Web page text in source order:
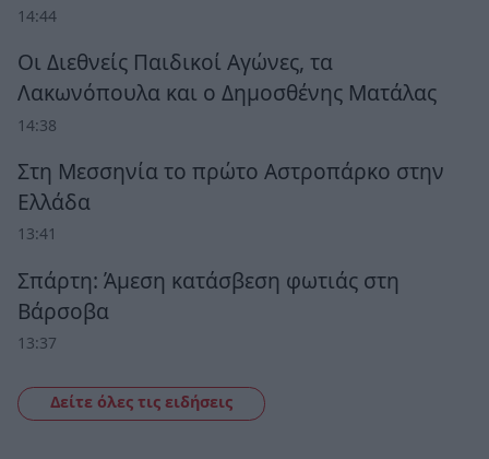
14:44
Οι Διεθνείς Παιδικοί Αγώνες, τα
Λακωνόπουλα και ο Δημοσθένης Ματάλας
14:38
Στη Μεσσηνία το πρώτο Αστροπάρκο στην
Ελλάδα
13:41
Σπάρτη: Άμεση κατάσβεση φωτιάς στη
Βάρσοβα
13:37
Δείτε όλες τις ειδήσεις